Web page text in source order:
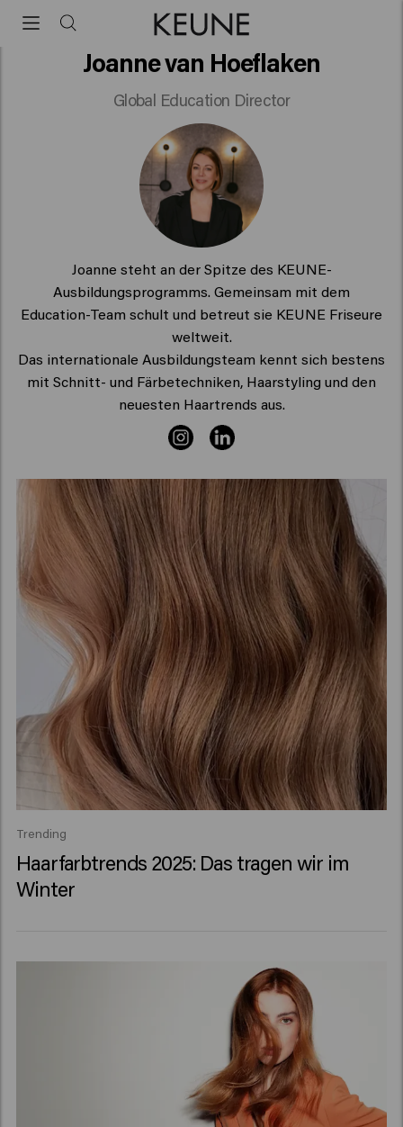
Joanne van Hoeflaken
Global Education Director
Joanne steht an der Spitze des KEUNE-
Ausbildungsprogramms. Gemeinsam mit dem
Education-Team schult und betreut sie KEUNE Friseure
weltweit.
Das internationale Ausbildungsteam kennt sich bestens
mit Schnitt- und Färbetechniken, Haarstyling und den
neuesten Haartrends aus.
Trending
Haarfarbtrends 2025: Das tragen wir im
Winter